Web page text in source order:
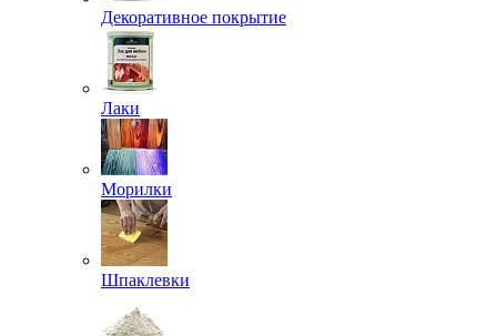
Декоративное покрытие
Лаки
Морилки
Шпаклевки